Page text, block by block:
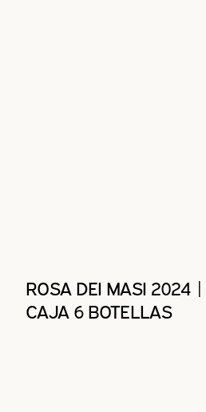
ROSA DEI MASI 2024
CAJA 6 BOTELLAS